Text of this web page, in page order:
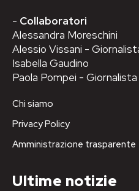
- Collaboratori
Alessandra Moreschini
Alessio Vissani -
Isabella Gaudino
Paola Pompei -
Chi siamo
Privacy Policy
Amministrazione trasparente
Ultime notizie